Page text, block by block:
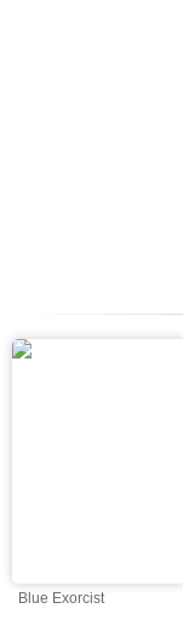
Blue Exorcist